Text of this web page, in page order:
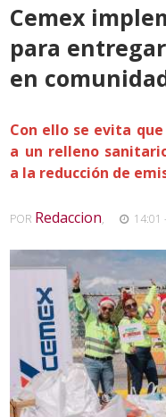
Cemex
para
en
Con ello se evita
a un relleno
a la reducción de
POR Redaccion, 14:01